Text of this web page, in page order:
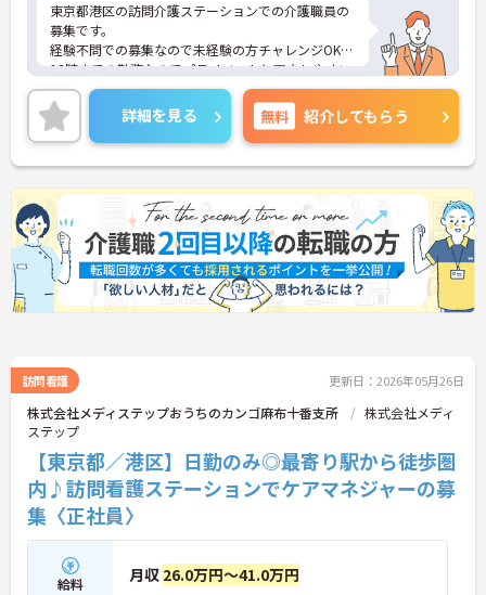
東京都港区の訪問介護ステーションでの介護職員の
募集です。
経験不問での募集なので未経験の方チャレンジOK！
18時までの勤務なのでプライベートと両立しやすい
環境です。
ご興味のある方は、面接のポイントをお伝えします
のでお気軽にお問い合せください。
詳細を見る 無料 紹介してもらう
訪問看護 更新日：2026年05月26日
株式会社メディステップおうちのカンゴ麻布十番支所
株式会社メディ
ステップ
【東京都／港区】日勤のみ◎最寄り駅から徒歩圏
内♪訪問看護ステーションでケアマネジャーの募
集〈正社員〉
給料 月収 26.0万円～41.0万円